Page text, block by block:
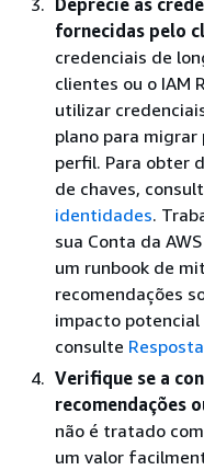
fornecidas pelo
credenciais de
clientes ou o IAM
utilizar
plano para migrar
perfil. Para obter
de chaves,
identidades.
sua Conta da
um runbook de
recomendações
impacto
consulte
Verifique se a
recomendações
não é tratado
um valor